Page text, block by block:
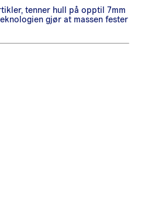
tenner hull på opptil 7mm
gjør at massen fester